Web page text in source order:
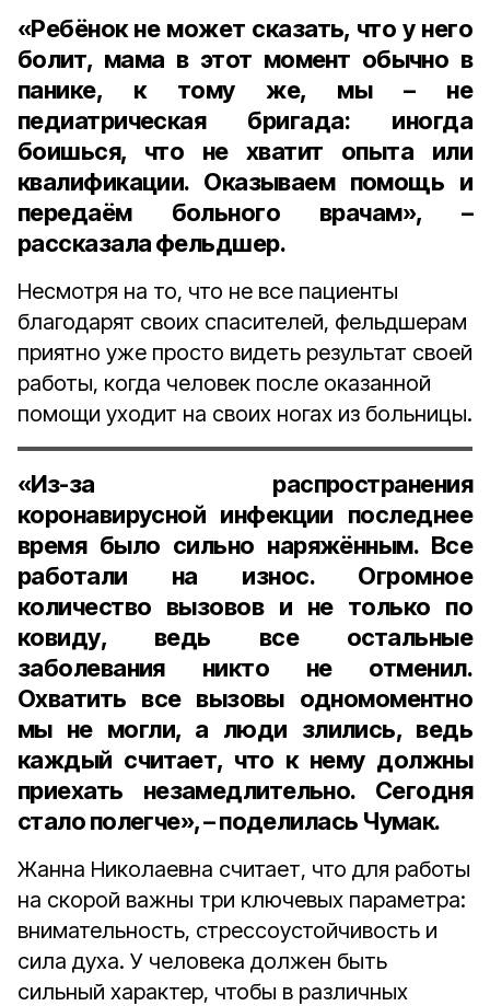
«Ребёнок не может сказать, что у него
болит, мама в этот момент обычно в
панике, к тому же, мы – не
педиатрическая бригада: иногда
боишься, что не хватит опыта или
квалификации. Оказываем помощь и
передаём больного врачам», –
рассказала фельдшер.
Несмотря на то, что не все пациенты
благодарят своих спасителей, фельдшерам
приятно уже просто видеть результат своей
работы, когда человек после оказанной
помощи уходит на своих ногах из больницы.
«Из-за распространения
коронавирусной инфекции последнее
время было сильно наряжённым. Все
работали на износ. Огромное
количество вызовов и не только по
ковиду, ведь все остальные
заболевания никто не отменил.
Охватить все вызовы одномоментно
мы не могли, а люди злились, ведь
каждый считает, что к нему должны
приехать незамедлительно. Сегодня
стало полегче», – поделилась Чумак.
Жанна Николаевна считает, что для работы
на скорой важны три ключевых параметра:
внимательность, стрессоустойчивость и
сила духа. У человека должен быть
сильный характер, чтобы в различных